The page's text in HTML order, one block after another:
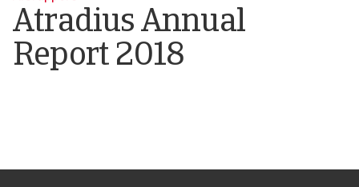
Atradius Annual
Report 2018